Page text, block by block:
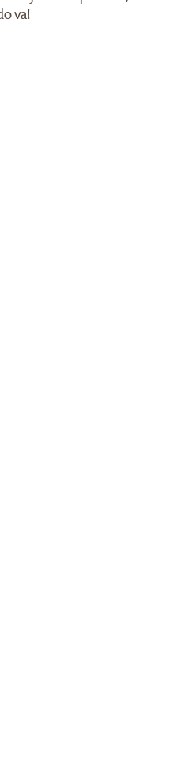
va!